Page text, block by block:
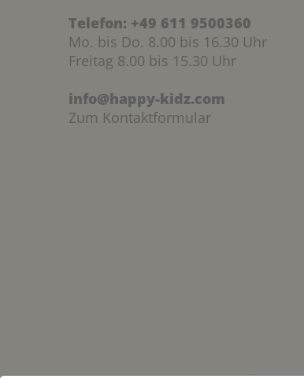
Telefon: +49 611 9500360
Mo. bis Do. 8.00 bis 16.30 Uhr
Freitag 8.00 bis 15.30 Uhr
info@happy-kidz.com
Zum Kontaktformular